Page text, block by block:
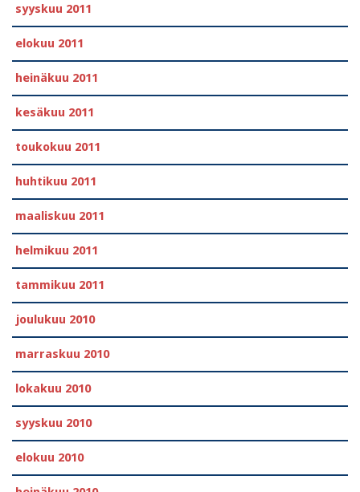
syyskuu 2011
elokuu 2011
heinäkuu 2011
kesäkuu 2011
toukokuu 2011
huhtikuu 2011
maaliskuu 2011
helmikuu 2011
tammikuu 2011
joulukuu 2010
marraskuu 2010
lokakuu 2010
syyskuu 2010
elokuu 2010